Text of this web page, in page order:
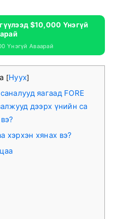
$10,000 Үнэгүй
Үнэгүй Аваарай
[Нуух]
яагаад FORE
дээрх үнийн са
хэрхэн хянах вэ?